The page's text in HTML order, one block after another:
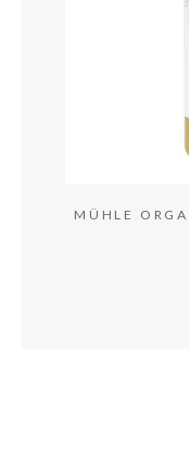
MÜHLE